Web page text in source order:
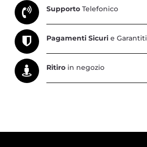
Supporto Telefonico
Pagamenti Sicuri e Garantiti
Ritiro in negozio